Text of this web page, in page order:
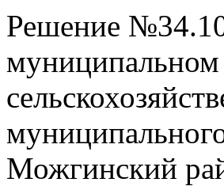
Решение
муниципальном
Можгинский